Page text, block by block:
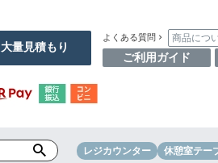
大量見積もり
よくある質問 商品につ
ご利用ガイド
レジカウンター 休憩室テー